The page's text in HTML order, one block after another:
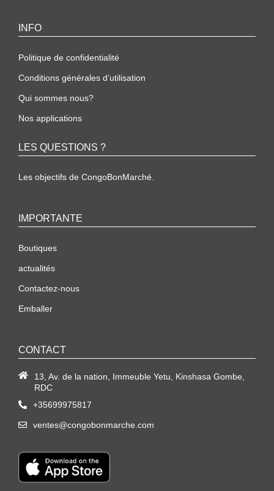
INFO
Politique de confidentialité
Conditions générales d’utilisation
Qui sommes nous?
Nos applications
LES QUESTIONS ?
Les objectifs de CongoBonMarché.
IMPORTANTE
Boutiques
actualités
Contactez-nous
Emballer
CONTACT
13, Av. de la nation, Immeuble Yetu, Kinshasa Gombe,
RDC
+35699975817
ventes@congobonmarche.com